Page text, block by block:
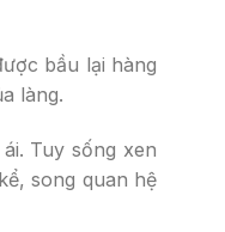
bầu lại hàng
làng.
Tuy sống xen
song quan hệ